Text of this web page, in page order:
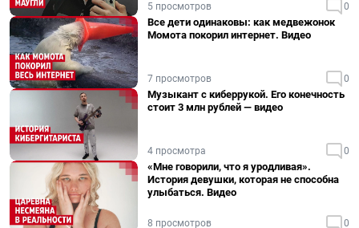
5 просмотров 0
Все дети одинаковы: как медвежонок
Момота покорил интернет. Видео
7 просмотров 0
Музыкант с киберрукой. Его конечность
стоит 3 млн рублей — видео
4 просмотра 0
«Мне говорили, что я уродливая».
История девушки, которая не способна
улыбаться. Видео
8 просмотров 0